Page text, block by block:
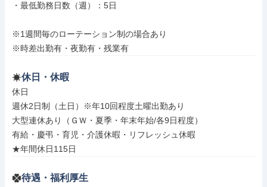
・最低勤務日数（週）：5日
※1週間毎のローテーション制の場合あり
※時差出勤有・夜勤有・残業有
休日・休暇
休日
週休2日制（土日）※年10回程度土曜出勤あり
大型連休あり（ＧＷ・夏季・年末年始/各9日程度）
有給・慶弔・育児・介護休暇・リフレッシュ休暇
★年間休日115日
待遇・福利厚生